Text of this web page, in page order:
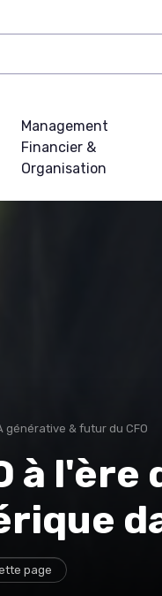
Management
Financier &
Organisation
générative & futur du CFO
à l'ère
page